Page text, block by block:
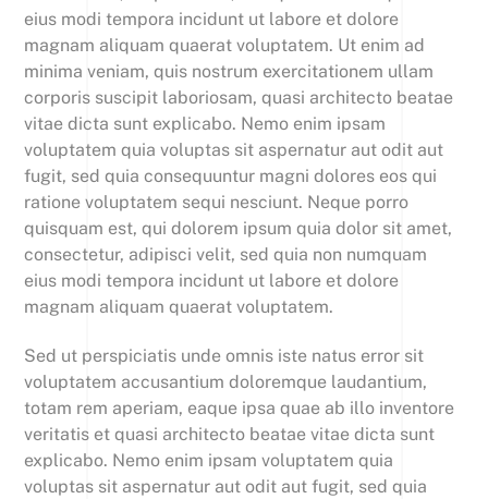
eius modi tempora incidunt ut labore et dolore
magnam aliquam quaerat voluptatem. Ut enim ad
minima veniam, quis nostrum exercitationem ullam
corporis suscipit laboriosam, quasi architecto beatae
vitae dicta sunt explicabo. Nemo enim ipsam
voluptatem quia voluptas sit aspernatur aut odit aut
fugit, sed quia consequuntur magni dolores eos qui
ratione voluptatem sequi nesciunt. Neque porro
quisquam est, qui dolorem ipsum quia dolor sit amet,
consectetur, adipisci velit, sed quia non numquam
eius modi tempora incidunt ut labore et dolore
magnam aliquam quaerat voluptatem.
Sed ut perspiciatis unde omnis iste natus error sit
voluptatem accusantium doloremque laudantium,
totam rem aperiam, eaque ipsa quae ab illo inventore
veritatis et quasi architecto beatae vitae dicta sunt
explicabo. Nemo enim ipsam voluptatem quia
voluptas sit aspernatur aut odit aut fugit, sed quia